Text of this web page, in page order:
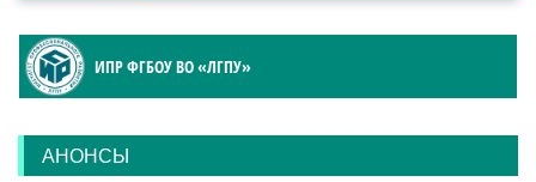
ИПР ФГБОУ ВО «ЛГПУ»
АНОНСЫ